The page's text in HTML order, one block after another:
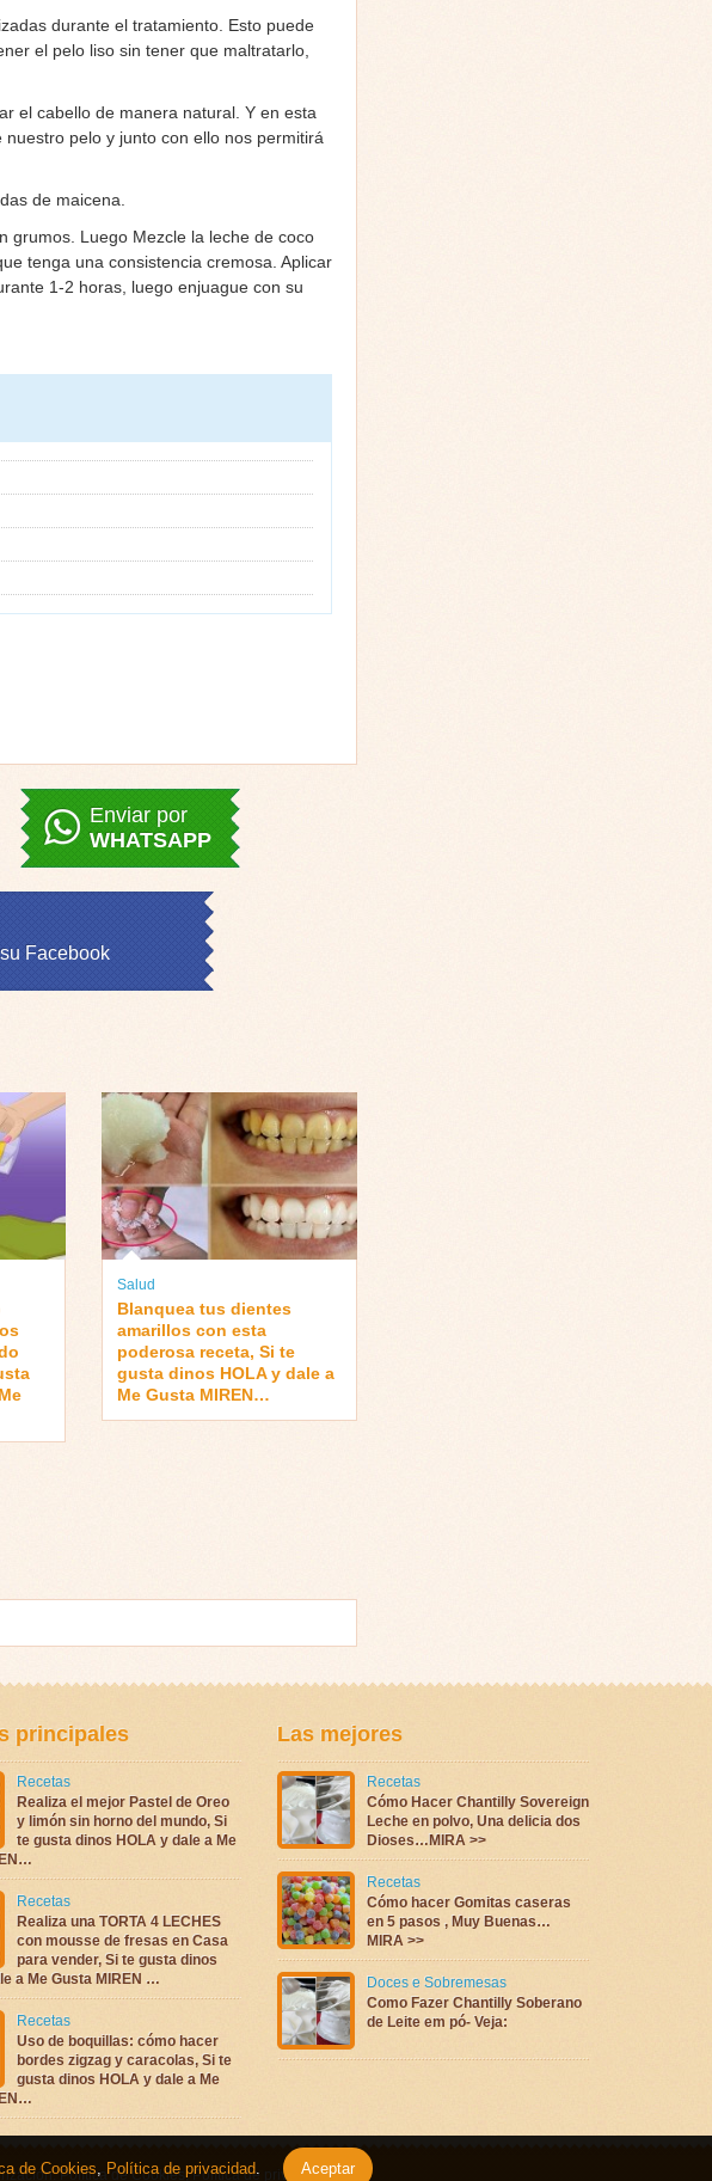
durante el tratamiento. Esto puede
el pelo liso sin tener que maltratarlo,
el cabello de manera natural. Y en esta
pelo y junto con ello nos permitirá
de maicena.
grumos. Luego Mezcle la leche de coco
tenga una consistencia cremosa. Aplicar
1-2 horas, luego enjuague con su
Enviar por
WHATSAPP
Facebook
Salud
Blanquea tus dientes
amarillos con esta
poderosa receta, Si te
gusta dinos HOLA y dale a
Me Gusta MIREN…
principales
Recetas
Realiza el mejor Pastel de Oreo
y limón sin horno del mundo, Si
te gusta dinos HOLA y dale a Me
Recetas
Realiza una TORTA 4 LECHES
con mousse de fresas en Casa
para vender, Si te gusta dinos
a Me Gusta MIREN …
Recetas
Uso de boquillas: cómo hacer
bordes zigzag y caracolas, Si te
gusta dinos HOLA y dale a Me
Las mejores
Recetas
Cómo Hacer Chantilly Sovereign
Leche en polvo, Una delicia dos
Dioses…MIRA >>
Recetas
Cómo hacer Gomitas caseras
en 5 pasos , Muy Buenas…
MIRA >>
Doces e Sobremesas
Como Fazer Chantilly Soberano
de Leite em pó- Veja:
Política de Cookies ,Política de privacidad.
de Cookies, Política de privacidad. Aceptar